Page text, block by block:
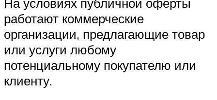
работают коммерческие
организации, предлагающие товар
или услуги любому
потенциальному покупателю или
клиенту.